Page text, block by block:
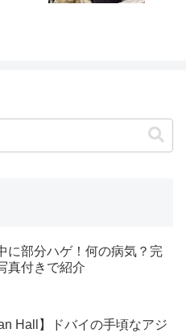
に部分ハゲ！何の病気？完
真付きで紹介
Hall】ドバイの手頃なアジ